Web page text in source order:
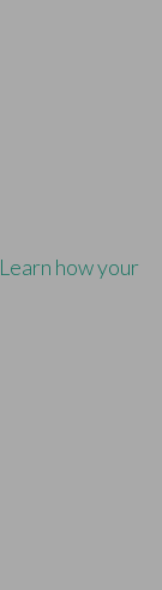
Learn how your